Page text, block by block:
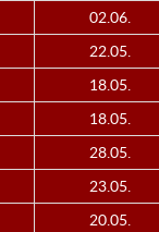
02.06.
22.05.
18.05.
18.05.
28.05.
23.05.
20.05.